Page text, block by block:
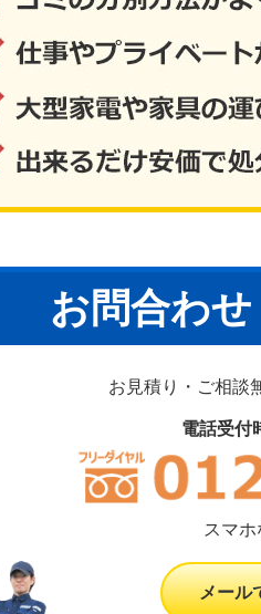
お問合わ
お見積り・ご相談
電話受付
スマホ
メール